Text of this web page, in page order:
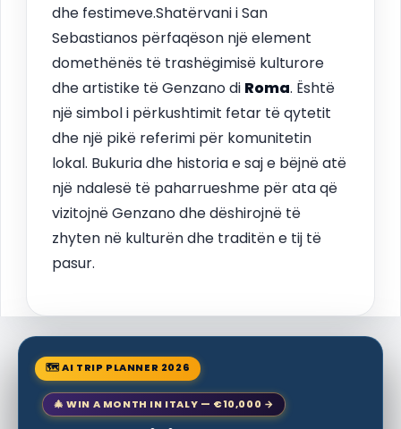
dhe festimeve.Shatërvani i San
Sebastianos përfaqëson një element
domethënës të trashëgimisë kulturore
dhe artistike të Genzano di Roma. Është
një simbol i përkushtimit fetar të qytetit
dhe një pikë referimi për komunitetin
lokal. Bukuria dhe historia e saj e bëjnë atë
një ndalesë të paharrueshme për ata që
vizitojnë Genzano dhe dëshirojnë të
zhyten në kulturën dhe traditën e tij të
pasur.
🗺 AI TRIP PLANNER 2026
🎄 WIN A MONTH IN ITALY — €10,000 →